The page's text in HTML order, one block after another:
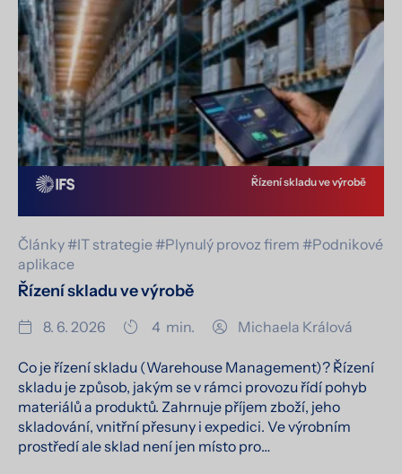
Články #IT strategie #Plynulý provoz firem #Podnikové
aplikace
Řízení skladu ve výrobě
8. 6. 2026 4 min. Michaela Králová
Co je řízení skladu (Warehouse Management)? Řízení
skladu je způsob, jakým se v rámci provozu řídí pohyb
materiálů a produktů. Zahrnuje příjem zboží, jeho
skladování, vnitřní přesuny i expedici. Ve výrobním
prostředí ale sklad není jen místo pro…
Řízení skladu ve výrobě